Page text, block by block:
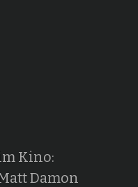
Kino:
Damon